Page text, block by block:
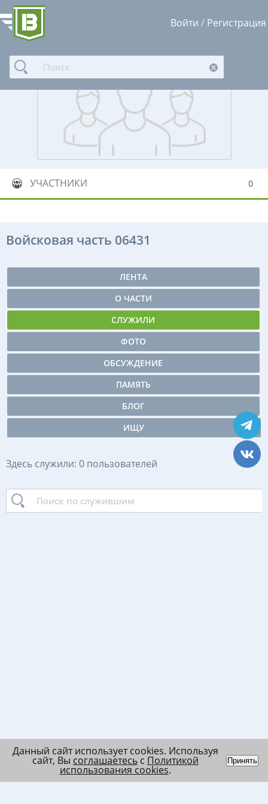
Войти / Регистрация
УЧАСТНИКИ 0
Войсковая часть 06431
ЛЕНТА
О ЧАСТИ
СЛУЖИЛИ
ФОТО
ОБСУЖДЕНИЕ
ПАМЯТЬ
БЛОГ
ИЩУ
Здесь служили: 0 пользователей
Данный сайт использует cookies. Используя
сайт, Вы соглашаетесьс Политикой
использования cookies.
Принять